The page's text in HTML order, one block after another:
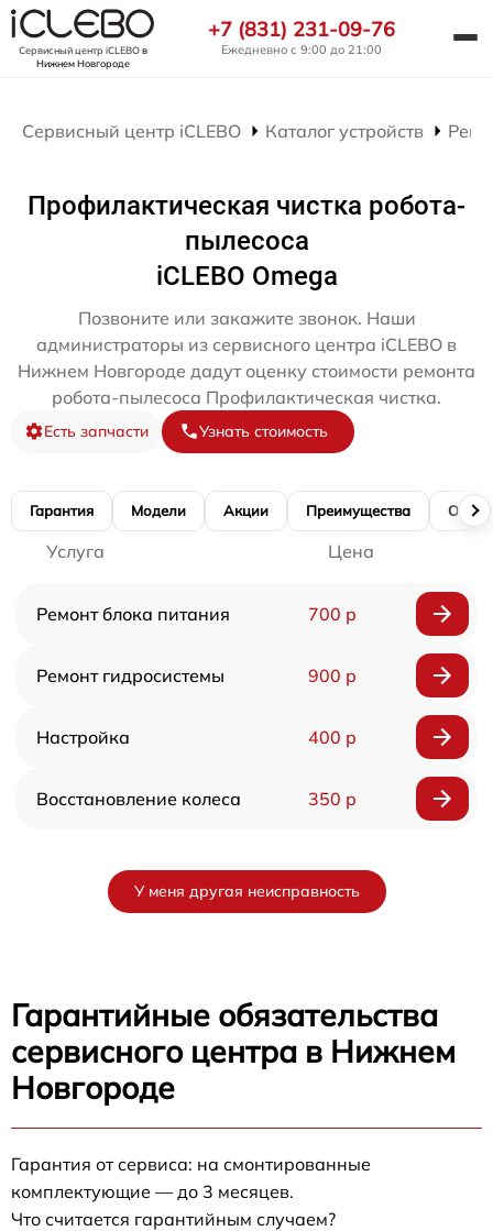
Сервисный центр iCLEBOв
Нижнем Новгороде
+7 (831) 231-09-76
Ежедневно с 9:00 до 21:00
Сервисный центр iCLEBO Каталог устройств
Профилактическая чистка робота-
пылесоса
iCLEBO Omega
Позвоните или закажите звонок. Наши
администраторы из сервисного центра iCLEBO в
Нижнем Новгороде дадут оценку стоимости ремонта
робота-пылесоса Профилактическая чистка.
Есть запчасти Узнать стоимость
Гарантия Модели Акции Преимущества
Услуга Цена
Ремонт блока питания 700 р
Ремонт гидросистемы 900 р
Настройка 400 р
Восстановление колеса 350 р
У меня другая неисправность
Гарантийные обязательства
сервисного центра в Нижнем
Новгороде
Гарантия от сервиса: на смонтированные
комплектующие — до 3 месяцев.
Что считается гарантийным случаем?